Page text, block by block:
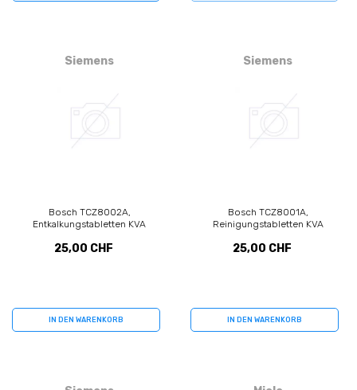
Siemens
Bosch TCZ8002A,
Entkalkungstabletten KVA
25,00 CHF
IN DEN WARENKORB
Siemens
Bosch TCZ8001A,
Reinigungstabletten KVA
25,00 CHF
IN DEN WARENKORB